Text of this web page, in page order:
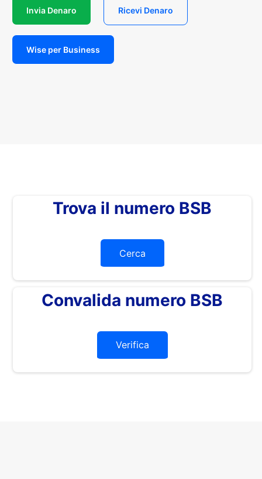
Invia Denaro Ricevi Denaro
Wise per Business
Trova il numero BSB
Cerca
Convalida numero BSB
Verifica